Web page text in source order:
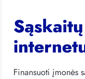
Finansuoti įmonės